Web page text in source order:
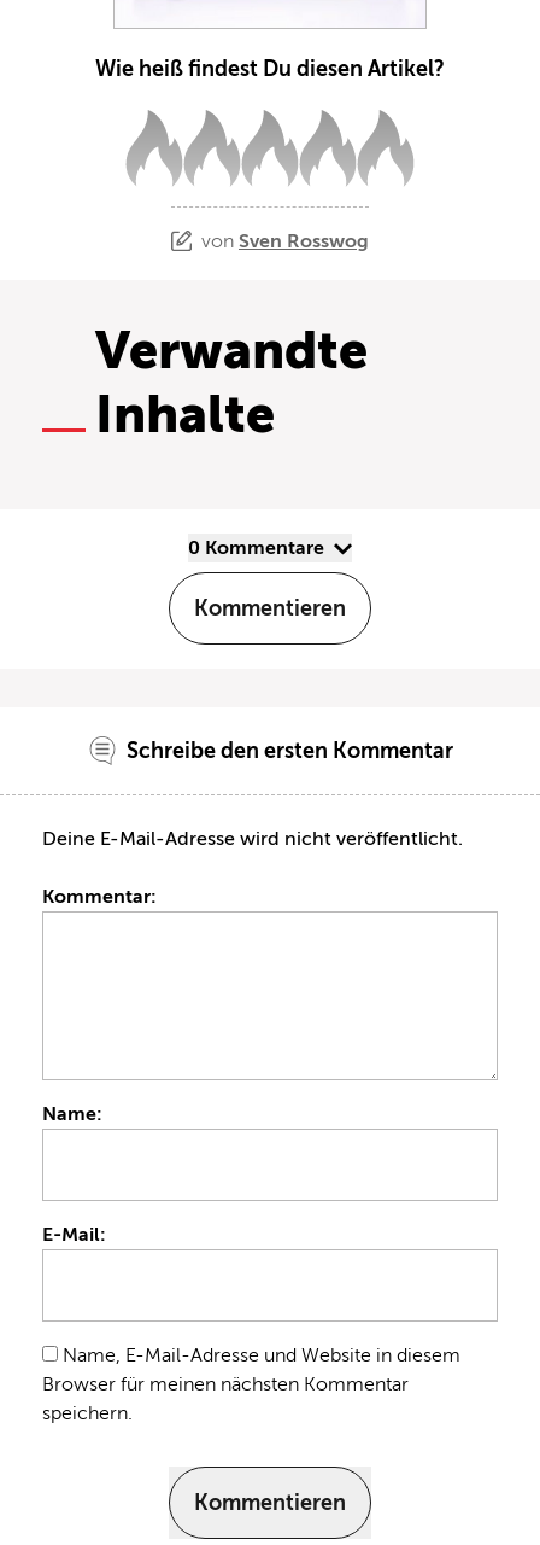
Wie heiß findest Du diesen Artikel?
von Sven Rosswog
Verwandte
Inhalte
0 Kommentare
Kommentieren
Schreibe den ersten Kommentar
Deine E-Mail-Adresse wird nicht veröffentlicht.
Kommentar:
Name:
E-Mail:
Name, E-Mail-Adresse und Website in diesem
Browser für meinen nächsten Kommentar
speichern.
Kommentieren